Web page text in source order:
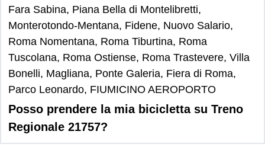
Fara Sabina, Piana Bella di Montelibretti,
Monterotondo-Mentana, Fidene, Nuovo Salario,
Roma Nomentana, Roma Tiburtina, Roma
Tuscolana, Roma Ostiense, Roma Trastevere, Villa
Bonelli, Magliana, Ponte Galeria, Fiera di Roma,
Parco Leonardo, FIUMICINO AEROPORTO
Posso prendere la mia bicicletta su Treno
Regionale 21757?